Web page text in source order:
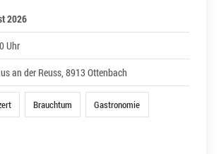
2026
Uhr
an der Reuss, 8913 Ottenbach
Brauchtum Gastronomie